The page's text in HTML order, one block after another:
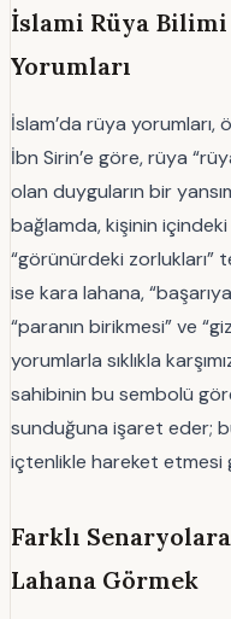
İslami Rüya
Yorumları
İslam’da rüya yorumları,
İbn Sirin’e göre, rüya
olan duyguların bir
bağlamda, kişinin içindeki
“görünürdeki zorlukları”
ise kara lahana,
“paranın birikmesi” ve
yorumlarla sıklıkla
sahibinin bu sembolü
sunduğuna işaret eder;
içtenlikle hareket etmesi
Farklı
Lahana Görmek